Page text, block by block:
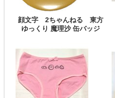
顔文字 2ちゃんねる 東方
ゆっくり 魔理沙 缶バッジ